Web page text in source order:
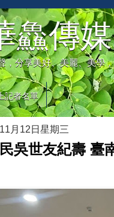
鱻傳媒
，分享美好、美麗、美學
記者名單
月12日星期三
吳世友紀壽 臺